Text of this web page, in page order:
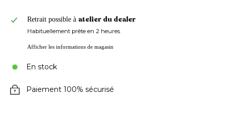
Retrait possible à atelier du dealer
Habituellement prête en 2 heures
Afficher les informations de magasin
En stock
Paiement 100% sécurisé